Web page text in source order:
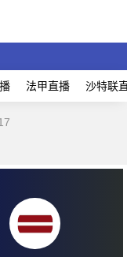
法甲直播 沙特联